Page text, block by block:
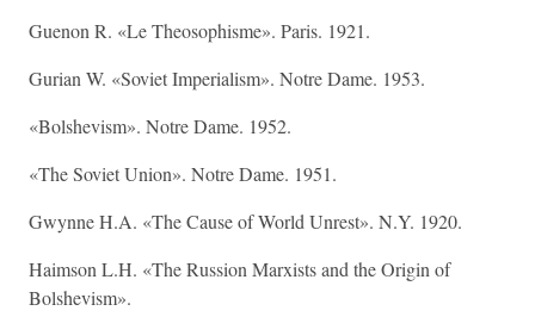
Guenon R. «Le Theosophisme». Paris. 1921.
Gurian W. «Soviet Imperialism». Notre Dame. 1953.
«Bolshevism». Notre Dame. 1952.
«The Soviet Union». Notre Dame. 1951.
Gwynne H.A. «The Cause of World Unrest». N.Y. 1920.
Haimson L.H. «The Russion Marxists and the Origin of
Bolshevism».